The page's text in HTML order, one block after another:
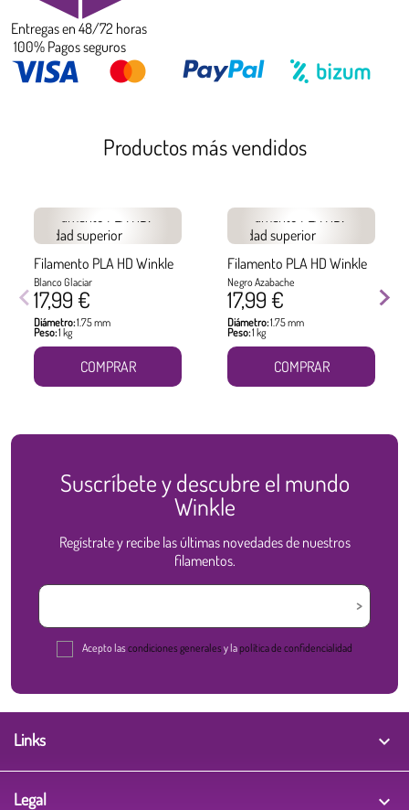
Entregas en 48/72 horas
100% Pagos seguros
Productos más vendidos
Filamento PLA HD Winkle
Blanco Glaciar
17,99 €
Diámetro:1.75 mm
Peso:1 kg
COMPRAR
Filamento PLA HD Winkle
Negro Azabache
17,99 €
Diámetro:1.75 mm
Peso:1 kg
COMPRAR
Suscríbete y descubre el mundo
Winkle
Regístrate y recibe las últimas novedades de nuestros
filamentos.
Acepto lascondiciones generales y lapolítica de confidencialidad
Links 
Legal 